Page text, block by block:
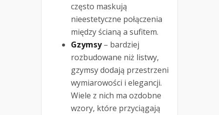
często maskują
nieestetyczne połączenia
między ścianą a sufitem.
Gzymsy– bardziej
rozbudowane niż listwy,
gzymsy dodają przestrzeni
wymiarowości i elegancji.
Wiele z nich ma ozdobne
wzory, które przyciągają